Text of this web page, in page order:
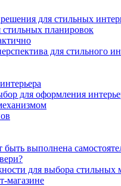
для стильных
стильных планировок
для стильного
для оформления
выполнена
для выбора стильных
магазине